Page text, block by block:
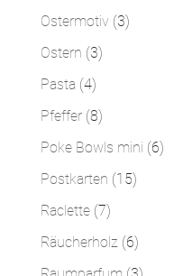
Ostermotiv 33
Ostern 33
Pasta 44
Produkte
Pfeffer 88
Produkte
Poke Bowls mini 66
Postkarten 1515
Raclette 77
Produkte
Räucherholz 66
Produkte